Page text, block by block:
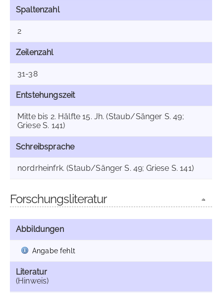
Spaltenzahl
2
Zeilenzahl
31-38
Entstehungszeit
Mitte bis 2. Hälfte 15. Jh. (Staub/Sänger S. 49;
Griese S. 141)
Schreibsprache
nordrheinfrk. (Staub/Sänger S. 49; Griese S. 141)
Forschungsliteratur
Abbildungen
Angabe fehlt
Literatur
(Hinweis)